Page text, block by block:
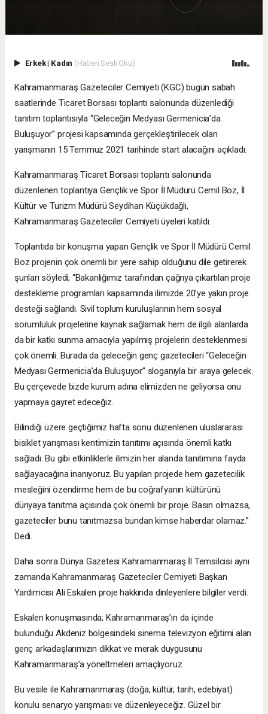
Erkek| Kadın (Haberi Sesli Oku)
Kahramanmaraş Gazeteciler Cemiyeti (KGC) bugün sabah
saatlerinde Ticaret Borsası toplantı salonunda düzenlediği
tanıtım toplantısıyla “Geleceğin Medyası Germenicia’da
Buluşuyor” projesi kapsamında gerçekleştirilecek olan
yarışmanın 15 Temmuz 2021 tarihinde start alacağını açıkladı.
Kahramanmaraş Ticaret Borsası toplantı salonunda
düzenlenen toplantıya Gençlik ve Spor İl Müdürü Cemil Boz, İl
Kültür ve Turizm Müdürü Seydihan Küçükdağlı,
Kahramanmaraş Gazeteciler Cemiyeti üyeleri katıldı.
Toplantıda bir konuşma yapan Gençlik ve Spor İl Müdürü Cemil
Boz projenin çok önemli bir yere sahip olduğunu dile getirerek
şunları söyledi; “Bakanlığımız tarafından çağrıya çıkartılan proje
destekleme programları kapsamında ilimizde 20’ye yakın proje
desteği sağlandı. Sivil toplum kuruluşlarının hem sosyal
sorumluluk projelerine kaynak sağlamak hem de ilgili alanlarda
da bir katkı sunma amacıyla yapılmış projelerin desteklenmesi
çok önemli. Burada da geleceğin genç gazetecileri “Geleceğin
Medyası Germenicia’da Buluşuyor” sloganıyla bir araya gelecek.
Bu çerçevede bizde kurum adına elimizden ne geliyorsa onu
yapmaya gayret edeceğiz.
Bilindiği üzere geçtiğimiz hafta sonu düzenlenen uluslararası
bisiklet yarışması kentimizin tanıtımı açısında önemli katkı
sağladı. Bu gibi etkinliklerle ilimizin her alanda tanıtımına fayda
sağlayacağına inanıyoruz. Bu yapılan projede hem gazetecilik
mesleğini özendirme hem de bu coğrafyanın kültürünü
dünyaya tanıtma açısında çok önemli bir proje. Basın olmazsa,
gazeteciler bunu tanıtmazsa bundan kimse haberdar olamaz.”
Dedi.
Daha sonra Dünya Gazetesi Kahramanmaraş İl Temsilcisi aynı
zamanda Kahramanmaraş Gazeteciler Cemiyeti Başkan
Yardımcısı Ali Eskalen proje hakkında dinleyenlere bilgiler verdi.
Eskalen konuşmasında; Kahramanmaraş’ın da içinde
bulunduğu Akdeniz bölgesindeki sinema televizyon eğitimi alan
genç arkadaşlarımızın dikkat ve merak duygusunu
Kahramanmaraş’a yöneltmeleri amaçlıyoruz.
Bu vesile ile Kahramanmaraş (doğa, kültür, tarih, edebiyat)
konulu senaryo yarışması ve düzenleyeceğiz. Güzel bir